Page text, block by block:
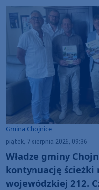
Gmina Chojnice
piątek, 7 sierpnia 2026, 09:36
Władze gminy
kontynuację ścieżki
wojewódzkiej 212.